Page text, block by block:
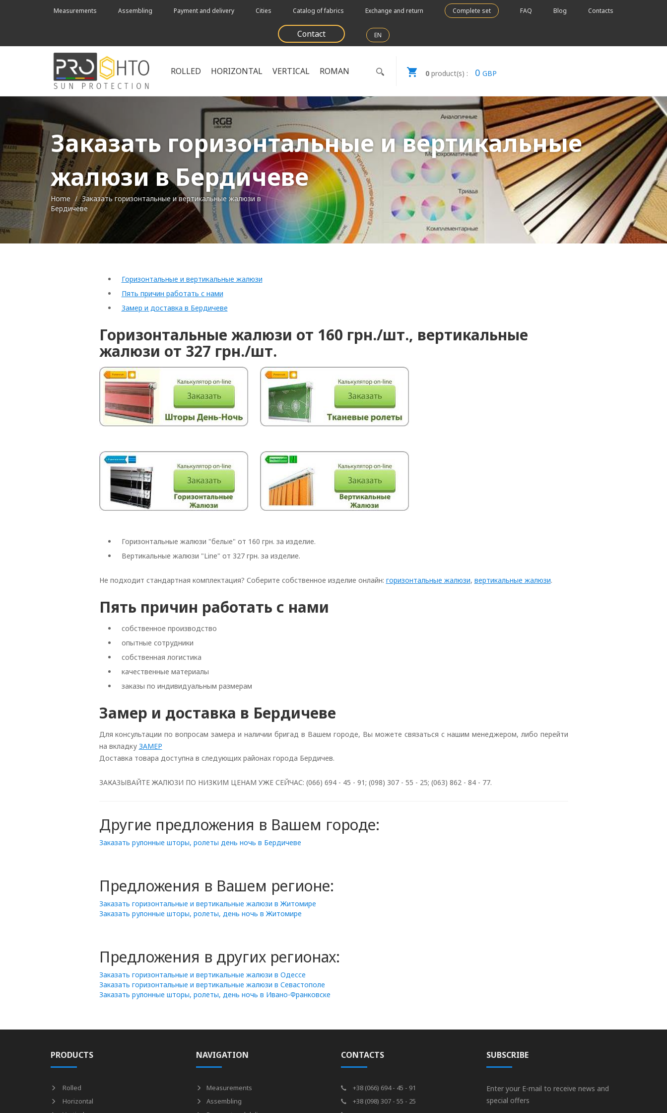
Measurements Assembling Payment and delivery Cities Catalog of fabrics Exchange and return Complete set FAQ Blog Contacts
Contact EN
ROLLED HORIZONTAL VERTICAL ROMAN 0product(s) : 0 GBP
Заказать горизонтальные и вертикальные
жалюзи в Бердичеве
Home
Заказать горизонтальные и вертикальные жалюзи в
Бердичеве
Горизонтальные и вертикальные жалюзи
Пять причин работать с нами
Замер и доставка в Бердичеве
Горизонтальные жалюзи от 160 грн./шт., вертикальные
жалюзи от 327 грн./шт.
Горизонтальные жалюзи "белые" от 160 грн. за изделие.
Вертикальные жалюзи "Line" от 327 грн. за изделие.
Не подходит стандартная комплектация? Соберите собственное изделие онлайн: горизонтальные жалюзи, вертикальные жалюзи.
Пять причин работать с нами
собственное производство
опытные сотрудники
собственная логистика
качественные материалы
заказы по индивидуальным размерам
Замер и доставка в Бердичеве
Для консультации по вопросам замера и наличии бригад в Вашем городе, Вы можете связаться с нашим менеджером, либо перейти
на вкладку ЗАМЕР
Доставка товара доступна в следующих районах города Бердичев.
ЗАКАЗЫВАЙТЕ ЖАЛЮЗИ ПО НИЗКИМ ЦЕНАМ УЖЕ СЕЙЧАС: (066) 694 - 45 - 91; (098) 307 - 55 - 25; (063) 862 - 84 - 77.
Другие предложения в Вашем городе:
Заказать рулонные шторы, ролеты день ночь в Бердичеве
Предложения в Вашем регионе:
Заказать горизонтальные и вертикальные жалюзи в Житомире
Заказать рулонные шторы, ролеты, день ночь в Житомире
Предложения в других регионах:
Заказать горизонтальные и вертикальные жалюзи в Одессе
Заказать горизонтальные и вертикальные жалюзи в Севастополе
Заказать рулонные шторы, ролеты, день ночь в Ивано-Франковске
PRODUCTS
Rolled
Horizontal
NAVIGATION
Measurements
Assembling
CONTACTS
+38 (066) 694 - 45 - 91
+38 (098) 307 - 55 - 25
SUBSCRIBE
Enter your E-mail to receive news and
special offers